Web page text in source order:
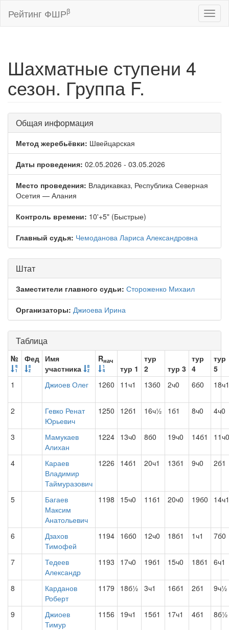
Рейтинг ФШРβ
Шахматные ступени 4
сезон. Группа F.
Общая информация
Метод жеребьёвки: Швейцарская
Даты проведения: 02.05.2026 - 03.05.2026
Место проведения: Владикавказ, Республика Северная
Осетия — Алания
Контроль времени: 10'+5" (Быстрые)
Главный судья: Чемоданова Лариса Александровна
Штат
Заместители главного судьи: Стороженко Михаил
Организаторы: Джиоева Ирина
Таблица
№ Фед Имя
участника
Rнач
тур 1
тур
2
тур 3
тур
4
тур
5
1
Джиоев Олег 1260 11ч1 13б0 2ч0 6б0 18ч1
2
Гевко Ренат
Юрьевич
1250 12б1 16ч½ 1б1 8ч0 4ч0
3
Мамукаев
Алихан
1224 13ч0 8б0 19ч0 14б1 11ч0
4
Караев
Владимир
Таймуразович
1226 14б1 20ч1 13б1 9ч0 2б1
5
Багаев
Максим
Анатольевич
1198 15ч0 11б1 20ч0 19б0 14ч1
6
Дзахов
Тимофей
1194 16б0 12ч0 18б1 1ч1 7б0
7
Тедеев
Александр
1193 17ч0 19б1 15ч0 18б1 6ч1
8
Карданов
Роберт
1179 18б½ 3ч1 16б1 2б1 9ч½
9
Джиоев
Тимур
1156 19ч1 15б1 17ч1 4б1 8б½